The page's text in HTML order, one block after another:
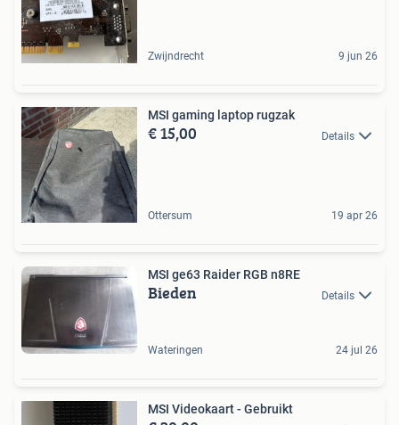
Zwijndrecht 9 jun 26
MSI gaming laptop rugzak
€ 15,00 Details
Ottersum 19 apr 26
MSI ge63 Raider RGB n8RE
Bieden Details
Wateringen 24 jul 26
MSI Videokaart - Gebruikt